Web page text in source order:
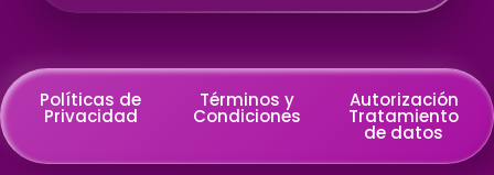
Políticas de
Privacidad
Términos y
Condiciones
Autorización
Tratamiento
de datos